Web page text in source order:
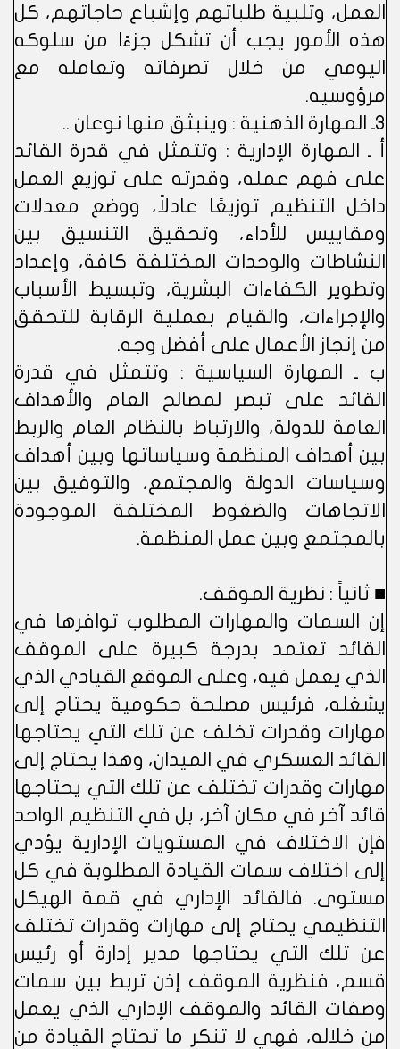
العمل، وتلبية طلباتهم وإشباع حاجاتهم، كل
هذه الأمور يجب أن تشكل جزءًا من سلوكه
اليومي من خلال تصرفاته وتعامله مع
مرؤوسيه.
3ـ المهارة الذهنية : وينبثق منها نوعان ..
أ ـ المهارة الإدارية : وتتمثل في قدرة القائد
على فهم عمله، وقدرته على توزيع العمل
داخل التنظيم توزيعًا عادلاً، ووضع معدلات
ومقاييس للأداء، وتحقيق التنسيق بين
النشاطات والوحدات المختلفة كافة، وإعداد
وتطوير الكفاءات البشرية، وتبسيط الأسباب
والإجراءات، والقيام بعملية الرقابة للتحقق
من إنجاز الأعمال على أفضل وجه.
ب ـ المهارة السياسية : وتتمثل في قدرة
القائد على تبصر لمصالح العام والأهداف
العامة للدولة، والارتباط بالنظام العام والربط
بين أهداف المنظمة وسياساتها وبين أهداف
وسياسات الدولة والمجتمع، والتوفيق بين
الاتجاهات والضغوط المختلفة الموجودة
بالمجتمع وبين عمل المنظمة.
■ ثانياً : نظرية الموقف.
إن السمات والمهارات المطلوب توافرها في
القائد تعتمد بدرجة كبيرة على الموقف
الذي يعمل فيه، وعلى الموقع القيادي الذي
يشغله، فرئيس مصلحة حكومية يحتاج إلى
مهارات وقدرات تخلف عن تلك التي يحتاجها
القائد العسكري في الميدان، وهذا يحتاج إلى
مهارات وقدرات تختلف عن تلك التي يحتاجها
قائد آخر في مكان آخر، بل في التنظيم الواحد
فإن الاختلاف في المستويات الإدارية يؤدي
إلى اختلاف سمات القيادة المطلوبة في كل
مستوى. فالقائد الإداري في قمة الهيكل
التنظيمي يحتاج إلى مهارات وقدرات تختلف
عن تلك التي يحتاجها مدير إدارة أو رئيس
قسم، فنظرية الموقف إذن تربط بين سمات
وصفات القائد والموقف الإداري الذي يعمل
من خلاله، فهي لا تنكر ما تحتاج القيادة من